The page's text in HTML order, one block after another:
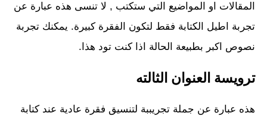
المقالات او المواضيع التي ستكتب , لا تنسى هذه عبارة عن
تجربة اطيل الكتابة فقط لتكون الفقرة كبيرة. يمكنك تجربة
نصوص اكبر بطبيعة الحالة اذا كنت تود هذا.
ترويسة العنوان الثالته
هذه عبارة عن جملة تجريببة لتنسيق فقرة عادية عند كتابة